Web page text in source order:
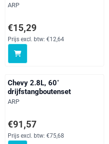
Merk:
ARP
Prijs: 15,29, exclusief btw: 12,64
€15,29
Prijs excl. btw: €12,64
Chevy 2.8L, 60˚
drijfstangboutenset
Merk:
ARP
Prijs: 91,57, exclusief btw: 75,68
€91,57
Prijs excl. btw: €75,68